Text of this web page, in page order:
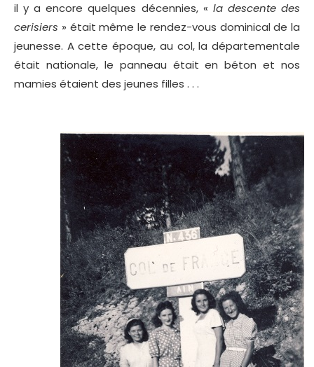
il y a encore quelques décennies, « la descente des
cerisiers » était même le rendez-vous dominical de la
jeunesse. A cette époque, au col, la départementale
était nationale, le panneau était en béton et nos
mamies étaient des jeunes filles . . .